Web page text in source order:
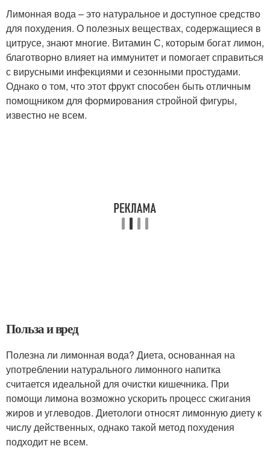
Лимонная вода – это натуральное и доступное средство
для похудения. О полезных веществах, содержащиеся в
цитрусе, знают многие. Витамин С, которым богат лимон,
благотворно влияет на иммунитет и помогает справиться
с вирусными инфекциями и сезонными простудами.
Однако о том, что этот фрукт способен быть отличным
помощником для формирования стройной фигуры,
известно не всем.
Польза и вред
Полезна ли лимонная вода? Диета, основанная на
употреблении натурального лимонного напитка
считается идеальной для очистки кишечника. При
помощи лимона возможно ускорить процесс сжигания
жиров и углеводов. Диетологи относят лимонную диету к
числу действенных, однако такой метод похудения
подходит не всем.